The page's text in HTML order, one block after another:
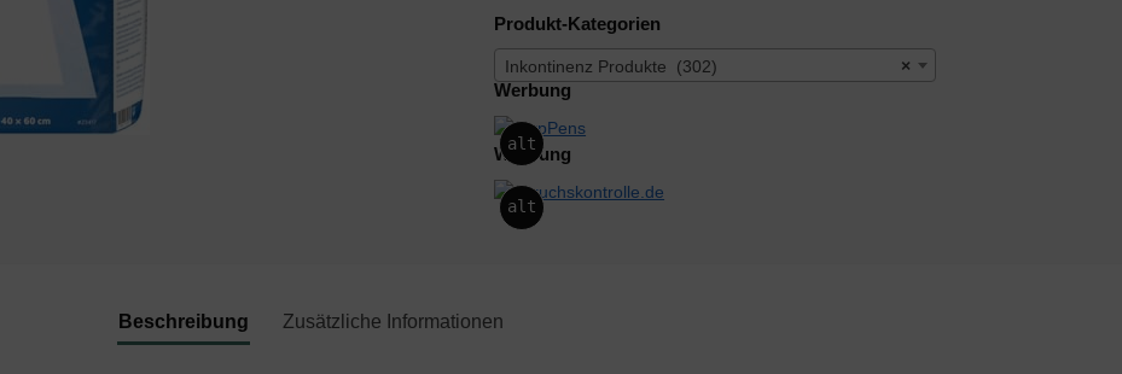
Produkt-Kategorien
×
Inkontinenz Produkte (302)
Werbung
alt
Werbung
alt
Beschreibung Zusätzliche Informationen